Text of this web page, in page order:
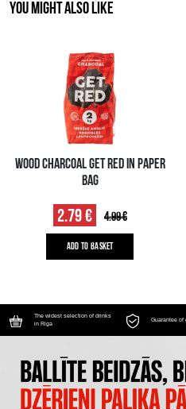
YOU MIGHT ALSO LIKE
WOOD CHARCOAL GET RED IN PAPER
BAG
2.79 € 4.99 €
ADD TO BASKET
The widest selection of drinks
in Riga
Guarantee of